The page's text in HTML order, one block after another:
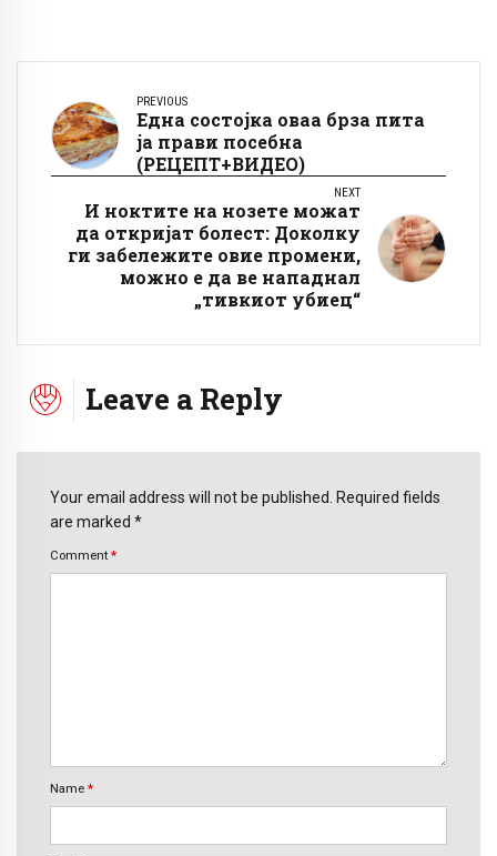
PREVIOUS
Една состојка оваа брза пита
ја прави посебна
(РЕЦЕПТ+ВИДЕО)
NEXT
И ноктите на нозете можат
да откријат болест: Доколку
ги забележите овие промени,
можно е да ве нападнал
„тивкиот убиец“
Leave a Reply
Your email address will not be published. Required fields
are marked *
Comment *
Name *